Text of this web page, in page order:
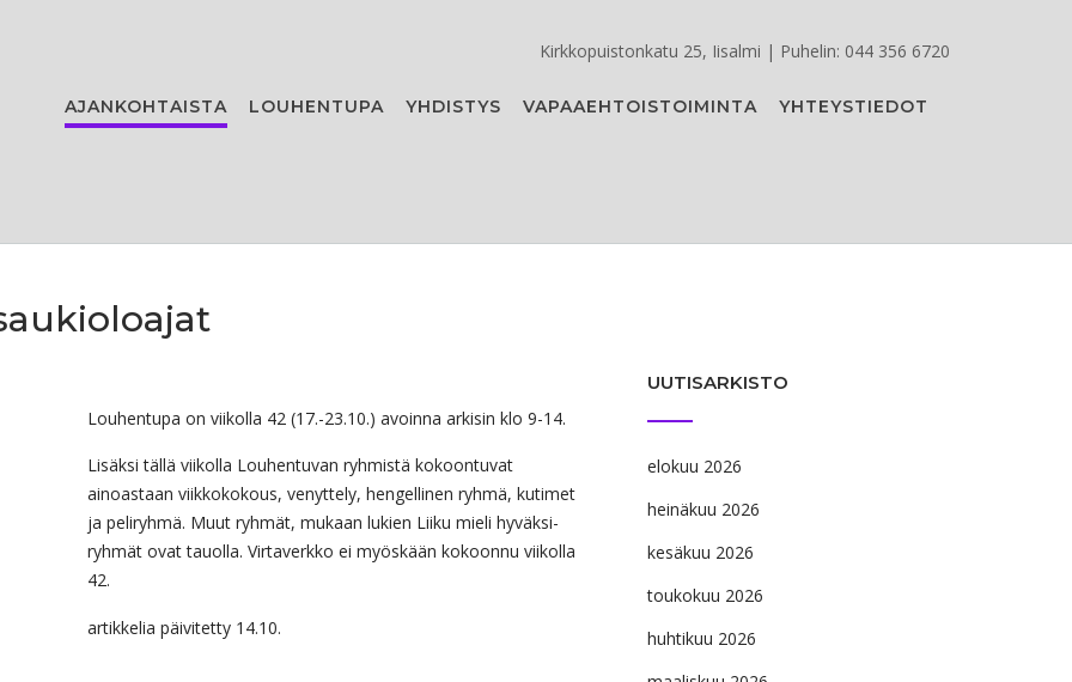
Kirkkopuistonkatu 25, Iisalmi | Puhelin: 044 356 6720
AJANKOHTAISTA LOUHENTUPA YHDISTYS VAPAAEHTOISTOIMINTA YHTEYSTIEDOT
Louhentupa on viikolla 42 (17.-23.10.) avoinna arkisin klo 9-14.
Lisäksi tällä viikolla Louhentuvan ryhmistä kokoontuvat
ainoastaan viikkokokous, venyttely, hengellinen ryhmä, kutimet
ja peliryhmä. Muut ryhmät, mukaan lukien Liiku mieli hyväksi-
ryhmät ovat tauolla. Virtaverkko ei myöskään kokoonnu viikolla
42.
artikkelia päivitetty 14.10.
UUTISARKISTO
elokuu 2026
heinäkuu 2026
kesäkuu 2026
toukokuu 2026
huhtikuu 2026